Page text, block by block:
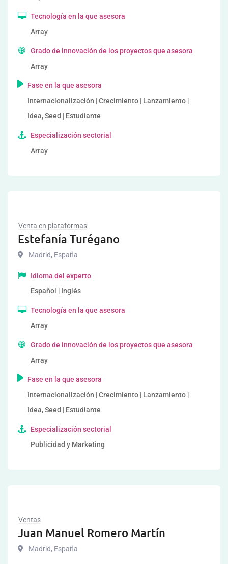
Tecnología en la que asesora
Array
Grado de innovación de los proyectos que asesora
Array
Fase en la que asesora
Internacionalización | Crecimiento | Lanzamiento |
Idea, Seed | Estudiante
Especialización sectorial
Array
Venta en plataformas
Estefanía Turégano
Madrid, España
Idioma del experto
Español | Inglés
Tecnología en la que asesora
Array
Grado de innovación de los proyectos que asesora
Array
Fase en la que asesora
Internacionalización | Crecimiento | Lanzamiento |
Idea, Seed | Estudiante
Especialización sectorial
Publicidad y Marketing
Ventas
Juan Manuel Romero Martín
Madrid, España